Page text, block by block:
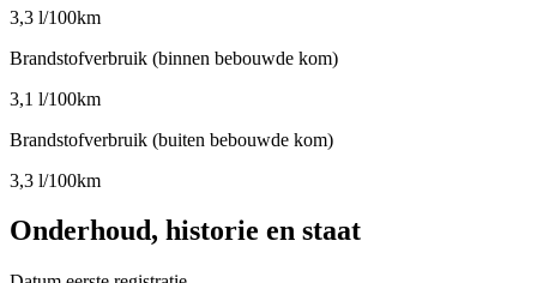
3,3 l/100km
Brandstofverbruik (binnen bebouwde kom)
3,1 l/100km
Brandstofverbruik (buiten bebouwde kom)
3,3 l/100km
Onderhoud, historie en staat